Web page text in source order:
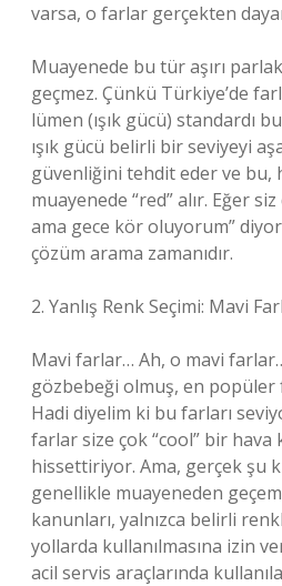
varsa, o farlar gerçekten
Muayenede bu tür aşırı
geçmez. Çünkü Türkiye’de
lümen (ışık gücü) standardı
ışık gücü belirli bir seviyeyi
güvenliğini tehdit eder ve bu,
muayenede “red” alır. Eğer
ama gece kör oluyorum”
çözüm arama zamanıdır.
2. Yanlış Renk Seçimi: Mavi
Mavi farlar… Ah, o mavi
gözbebeği olmuş, en
Hadi diyelim ki bu farları
farlar size çok “cool” bir hava
hissettiriyor. Ama, gerçek şu
genellikle muayeneden
kanunları, yalnızca belirli
yollarda kullanılmasına izin
acil servis araçlarında